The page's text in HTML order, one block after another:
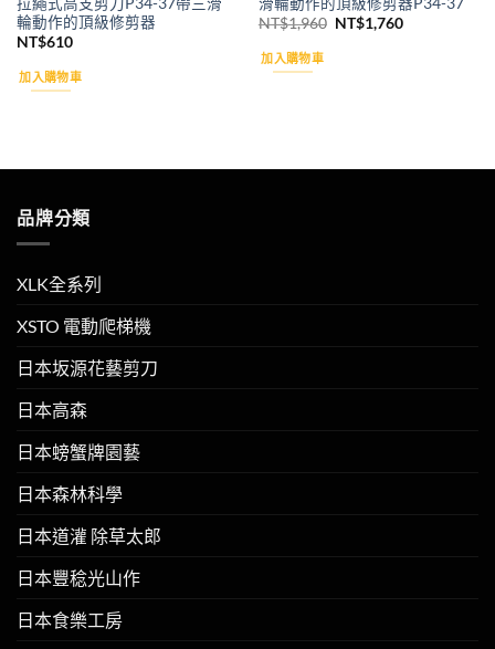
輪動作的頂級修剪器
NT$610
加入購物車
NT$1,960 原
NT$1,760目
加入購物車
品牌分類
XLK全系列
XSTO 電動爬梯機
日本坂源花藝剪刀
日本高森
日本螃蟹牌園藝
日本森林科學
日本道灌 除草太郎
日本豐稔光山作
日本食樂工房